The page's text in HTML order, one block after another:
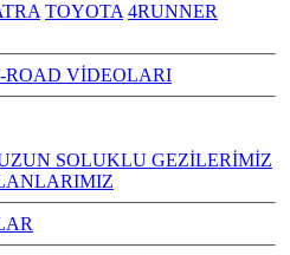
TOYOTA 4RUNNER
ROAD VİDEOLARI
SOLUKLU GEZİLERİMİZ